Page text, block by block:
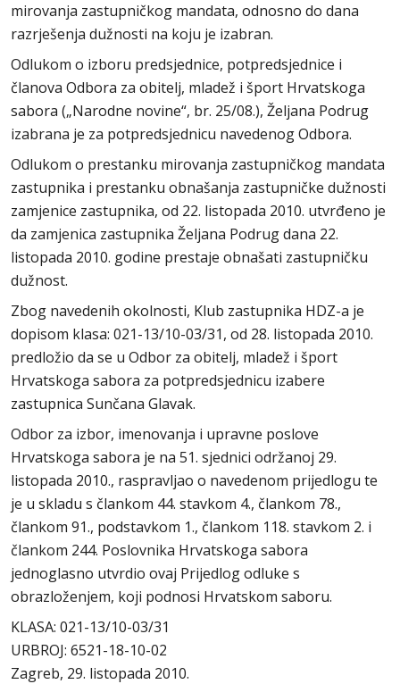
mirovanja zastupničkog mandata, odnosno do dana
razrješenja dužnosti na koju je izabran.
Odlukom o izboru predsjednice, potpredsjednice i
članova Odbora za obitelj, mladež i šport Hrvatskoga
sabora („Narodne novine“, br. 25/08.), Željana Podrug
izabrana je za potpredsjednicu navedenog Odbora.
Odlukom o prestanku mirovanja zastupničkog mandata
zastupnika i prestanku obnašanja zastupničke dužnosti
zamjenice zastupnika, od 22. listopada 2010. utvrđeno je
da zamjenica zastupnika Željana Podrug dana 22.
listopada 2010. godine prestaje obnašati zastupničku
dužnost.
Zbog navedenih okolnosti, Klub zastupnika HDZ-a je
dopisom klasa: 021-13/10-03/31, od 28. listopada 2010.
predložio da se u Odbor za obitelj, mladež i šport
Hrvatskoga sabora za potpredsjednicu izabere
zastupnica Sunčana Glavak.
Odbor za izbor, imenovanja i upravne poslove
Hrvatskoga sabora je na 51. sjednici održanoj 29.
listopada 2010., raspravljao o navedenom prijedlogu te
je u skladu s člankom 44. stavkom 4., člankom 78.,
člankom 91., podstavkom 1., člankom 118. stavkom 2. i
člankom 244. Poslovnika Hrvatskoga sabora
jednoglasno utvrdio ovaj Prijedlog odluke s
obrazloženjem, koji podnosi Hrvatskom saboru.
KLASA: 021-13/10-03/31
URBROJ: 6521-18-10-02
Zagreb, 29. listopada 2010.